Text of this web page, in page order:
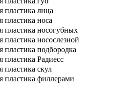
пластика лица
пластика носа
пластика носогубных
пластика носослезной
пластика подбородка
пластика Радиесс
пластика скул
пластика филлерами